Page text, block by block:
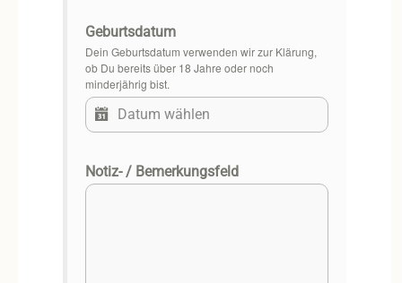
Geburtsdatum
Dein Geburtsdatum verwenden wir zur Klärung,
ob Du bereits über 18 Jahre oder noch
minderjährig bist.
Notiz- / Bemerkungsfeld